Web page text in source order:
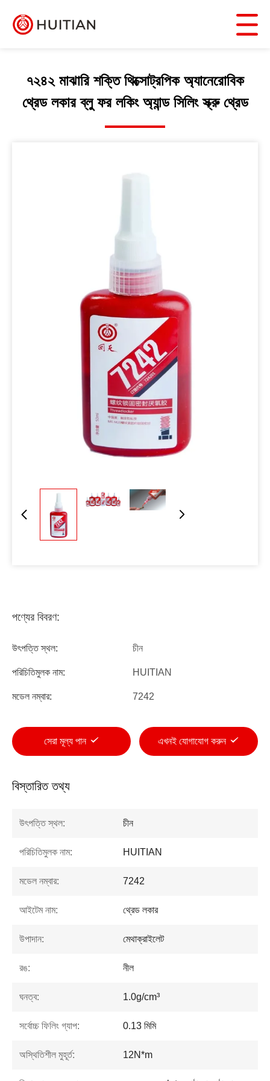
৭২৪২ মাঝারি শক্তি থিক্সোট্রপিক অ্যানেরোবিক
থ্রেড লকার ব্লু ফর লকিং অ্যান্ড সিলিং স্ক্রু থ্রেড
পণ্যের বিবরণ:
উৎপত্তি স্থল: চীন
পরিচিতিমুলক নাম: HUITIAN
মডেল নম্বার: 7242
সেরা মূল্য পান এখনই যোগাযোগ করুন
বিস্তারিত তথ্য
উৎপত্তি স্থল: চীন
পরিচিতিমুলক নাম: HUITIAN
মডেল নম্বার: 7242
আইটেম নাম: থ্রেড লকার
উপাদান: মেথাক্রাইলেট
রঙ: নীল
ঘনত্ব: 1.0g/cm³
সর্বোচ্চ ফিলিং গ্যাপ: 0.13 মিমি
অস্থিতিশীল মুহূর্ত: 12N*m